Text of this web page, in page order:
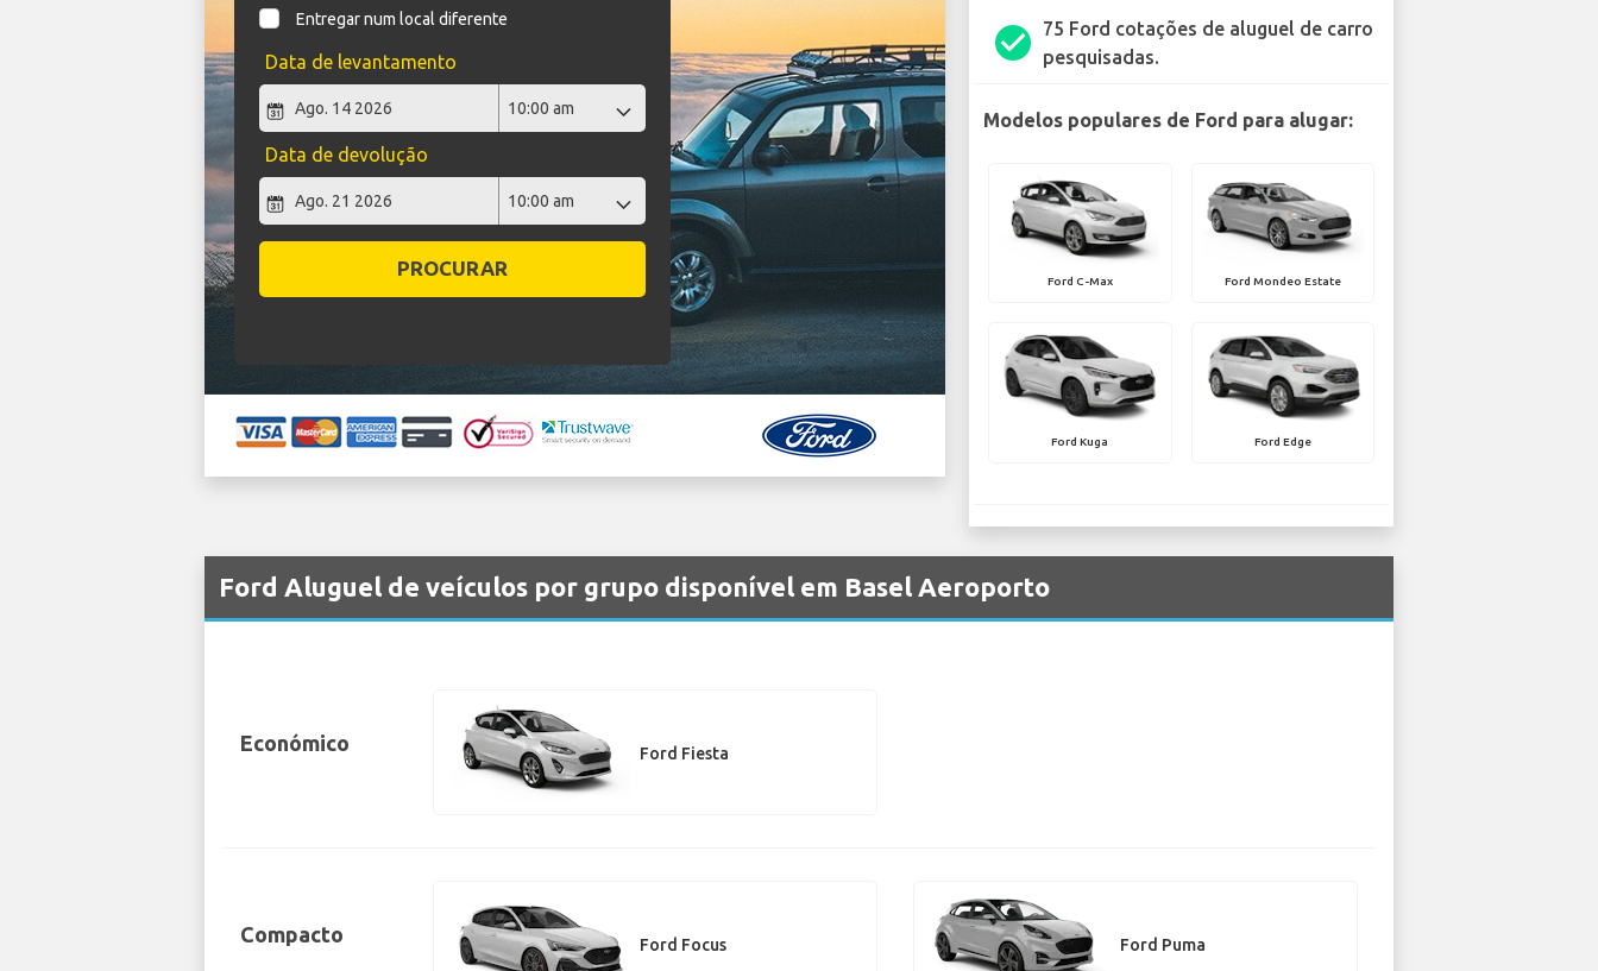
Entregar num local diferente
Data de levantamento
Data de devolução
PROCURAR
check_circle
75 Ford cotações de aluguel de carro
pesquisadas.
Modelos populares de Ford para alugar:
Ford C-Max Ford Mondeo Estate
Ford Kuga Ford Edge
Ford Aluguel de veículos por grupo disponível em Basel Aeroporto
Económico Ford Fiesta
Compacto Ford Focus Ford Puma